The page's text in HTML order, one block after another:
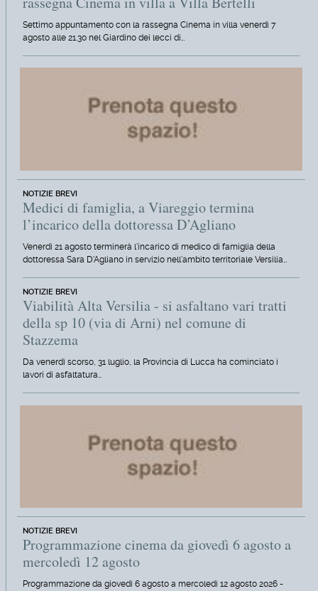
Settimo appuntamento con la rassegna Cinema in villa venerdì 7
agosto alle 21.30 nel Giardino dei lecci di…
NOTIZIE BREVI
Medici di famiglia, a Viareggio termina
l’incarico della dottoressa D’Agliano
Venerdì 21 agosto terminerà l'incarico di medico di famiglia della
dottoressa Sara D'Agliano in servizio nell'ambito territoriale Versilia…
NOTIZIE BREVI
Viabilità Alta Versilia - si asfaltano vari tratti
della sp 10 (via di Arni) nel comune di
Stazzema
Da venerdì scorso, 31 luglio, la Provincia di Lucca ha cominciato i
lavori di asfaltatura…
NOTIZIE BREVI
Programmazione cinema da giovedì 6 agosto a
mercoledì 12 agosto
Programmazione da giovedì 6 agosto a mercoledì 12 agosto 2026 -